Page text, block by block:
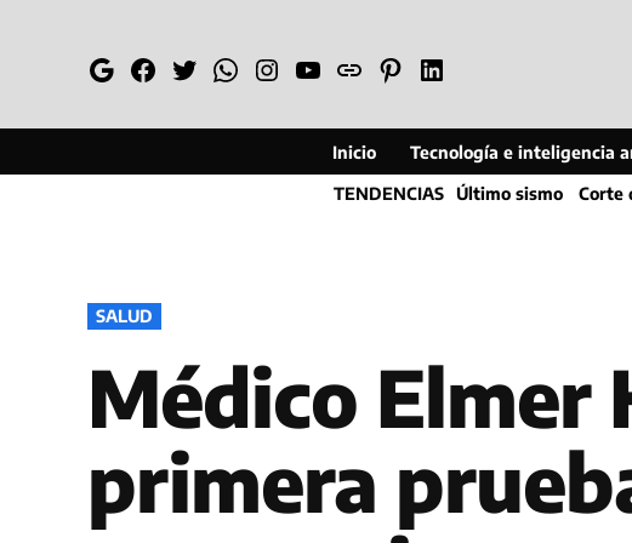
GoogleFacebook
TwitterWhatsapp
Instagram
YouTube
WebPinterestLinkedin
Inicio Tecnología e inteligencia
TENDENCIAS Último sismo Corte
PUBLICADO
EN
SALUD
Médico Elmer
primera